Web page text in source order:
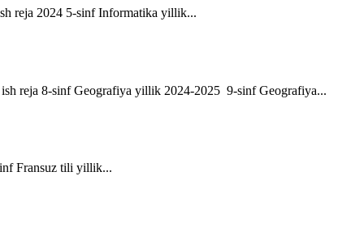
reja 2024 5-sinf Informatika yillik...
reja 8-sinf Geografiya yillik 2024-2025 9-sinf Geografiya...
Fransuz tili yillik...